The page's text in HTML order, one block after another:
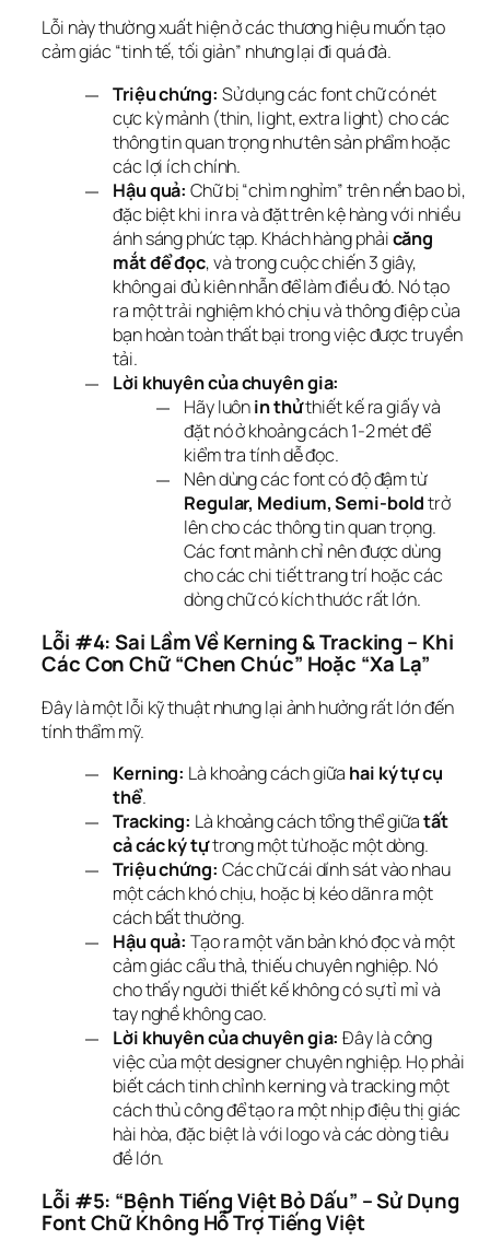
Lỗi này thường xuất hiện ở các thương hiệu muốn tạo
cảm giác “tinh tế, tối giản” nhưng lại đi quá đà.
Triệu chứng: Sử dụng các font chữ có nét
cực kỳ mảnh (thin, light, extra light) cho các
thông tin quan trọng như tên sản phẩm hoặc
các lợi ích chính.
Hậu quả: Chữ bị “chìm nghỉm” trên nền bao bì,
đặc biệt khi in ra và đặt trên kệ hàng với nhiều
ánh sáng phức tạp. Khách hàng phảicăng
mắt để đọc, và trong cuộc chiến 3 giây,
không ai đủ kiên nhẫn để làm điều đó. Nó tạo
ra một trải nghiệm khó chịu và thông điệp của
bạn hoàn toàn thất bại trong việc được truyền
tải.
Lời khuyên của chuyên gia:
Hãy luônin thửthiết kế ra giấy và
đặt nó ở khoảng cách 1-2 mét để
kiểm tra tính dễ đọc.
Nên dùng các font có độ đậm từ
Regular, Medium, Semi-boldtrở
lên cho các thông tin quan trọng.
Các font mảnh chỉ nên được dùng
cho các chi tiết trang trí hoặc các
dòng chữ có kích thước rất lớn.
Lỗi #4: Sai Lầm Về Kerning & Tracking – Khi
Các Con Chữ “Chen Chúc” Hoặc “Xa Lạ”
Đây là một lỗi kỹ thuật nhưng lại ảnh hưởng rất lớn đến
tính thẩm mỹ.
Kerning: Là khoảng cách giữa hai ký tự cụ
thể.
Tracking: Là khoảng cách tổng thể giữatất
cả các ký tựtrong một từ hoặc một dòng.
Triệu chứng: Các chữ cái dính sát vào nhau
một cách khó chịu, hoặc bị kéo dãn ra một
cách bất thường.
Hậu quả: Tạo ra một văn bản khó đọc và một
cảm giác cẩu thả, thiếu chuyên nghiệp. Nó
cho thấy người thiết kế không có sự tỉ mỉ và
tay nghề không cao.
Lời khuyên của chuyên gia: Đây là công
việc của một designer chuyên nghiệp. Họ phải
biết cách tinh chỉnh kerning và tracking một
cách thủ công để tạo ra một nhịp điệu thị giác
hài hòa, đặc biệt là với logo và các dòng tiêu
đề lớn.
Lỗi #5: “Bệnh Tiếng Việt Bỏ Dấu” – Sử Dụng
Font Chữ Không Hỗ Trợ Tiếng Việt